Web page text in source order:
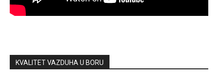
KVALITET VAZDUHA U BORU